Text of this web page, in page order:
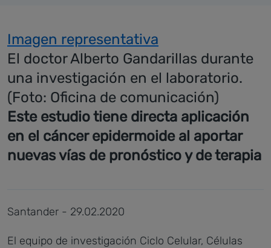
Imagen representativa
El doctor Alberto Gandarillas durante
una investigación en el laboratorio.
(Foto: Oficina de comunicación)
Este estudio tiene directa aplicación
en el cáncer epidermoide al aportar
nuevas vías de pronóstico y de terapia
Santander - 29.02.2020
El equipo de investigación Ciclo Celular, Células